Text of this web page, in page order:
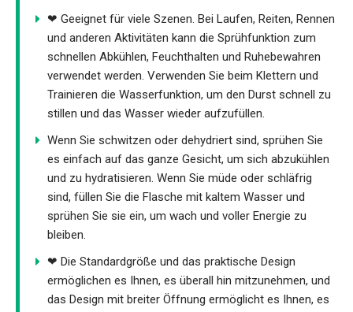
❤ Geeignet für viele Szenen. Bei Laufen, Reiten, Rennen
und anderen Aktivitäten kann die Sprühfunktion zum
schnellen Abkühlen, Feuchthalten und Ruhebewahren
verwendet werden. Verwenden Sie beim Klettern und
Trainieren die Wasserfunktion, um den Durst schnell zu
stillen und das Wasser wieder aufzufüllen.
Wenn Sie schwitzen oder dehydriert sind, sprühen Sie
es einfach auf das ganze Gesicht, um sich abzukühlen
und zu hydratisieren. Wenn Sie müde oder schläfrig
sind, füllen Sie die Flasche mit kaltem Wasser und
sprühen Sie sie ein, um wach und voller Energie zu
bleiben.
❤ Die Standardgröße und das praktische Design
ermöglichen es Ihnen, es überall hin mitzunehmen, und
das Design mit breiter Öffnung ermöglicht es Ihnen, es